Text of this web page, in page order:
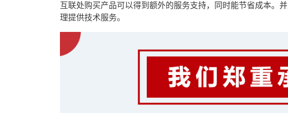
互联处购买产品可以得到额外的服务支持，同时能节省成本。
理提供技术服务。